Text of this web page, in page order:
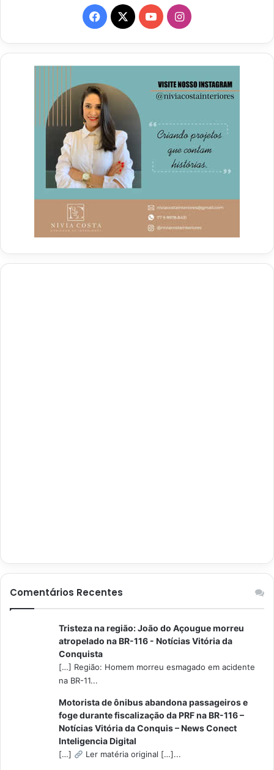
Facebook
X YouTubeInstagram
Comentários Recentes
Tristeza na região: João do Açougue morreu
atropelado na BR-116 - Notícias Vitória da
Conquista
[…] Região: Homem morreu esmagado em acidente
na BR-11...
Motorista de ônibus abandona passageiros e
foge durante fiscalização da PRF na BR-116 –
Notícias Vitória da Conquis – News Conect
Inteligencia Digital
[…] Ler matéria original […]...